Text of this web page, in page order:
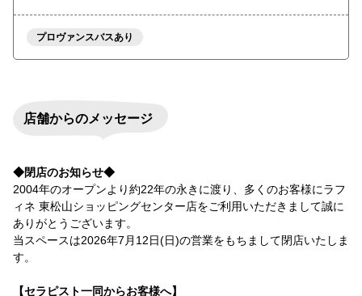
プロヴァンスバスあり
店舗からのメッセージ
◆閉店のお知らせ◆
2004年のオープンより約22年の永きに渡り、多くのお客様にラフ
ィネ 東松山ショッピングセンター店をご利用いただきまして誠に
ありがとうございます。
当スペースは2026年7月12日(日)の営業をもちまして閉店いたしま
す。
【セラピスト一同からお客様へ】